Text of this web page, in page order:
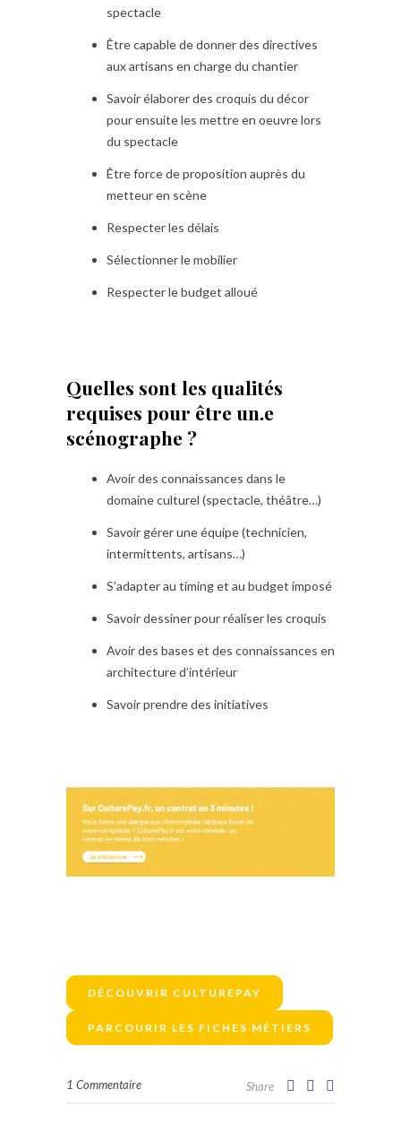
spectacle
Être capable de donner des directives
aux artisans en charge du chantier
Savoir élaborer des croquis du décor
pour ensuite les mettre en oeuvre lors
du spectacle
Être force de proposition auprès du
metteur en scène
Respecter les délais
Sélectionner le mobilier
Respecter le budget alloué
Quelles sont les qualités
requises pour être un.e
scénographe ?
Avoir des connaissances dans le
domaine culturel (spectacle, théâtre…)
Savoir gérer une équipe (technicien,
intermittents, artisans…)
S’adapter au timing et au budget imposé
Savoir dessiner pour réaliser les croquis
Avoir des bases et des connaissances en
architecture d’intérieur
Savoir prendre des initiatives
DÉCOUVRIR CULTUREPAY
PARCOURIR LES FICHES MÉTIERS
1 Commentaire Share